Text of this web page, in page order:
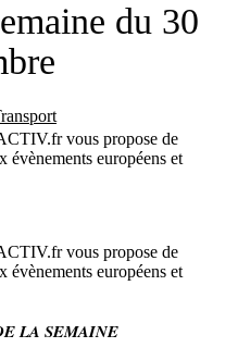
du 30
vous propose de
évènements européens et
vous propose de
évènements européens et
LA SEMAINE